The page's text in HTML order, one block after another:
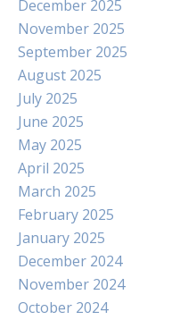
December 2025
November 2025
September 2025
August 2025
July 2025
June 2025
May 2025
April 2025
March 2025
February 2025
January 2025
December 2024
November 2024
October 2024